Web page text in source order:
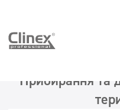
Про нас
Області
Прибирання закладів
Прибирання комерційних
Прибирання та